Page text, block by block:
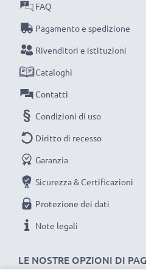
CAVETTO USB DI
COMPATIBILE
Materiale del Cavo: PVC
Materiale del Connettore: PVC
Collegamento 1: Connettore
Collegamento 2: USB A
Velocità di trasferimento
Corrente di carica: 1A
Lunghezza del filo:
Colore: nero
Un cavo usb dati /
LE NOSTRE OPZIONI DI
FAQ
Pagamento e spedizione
Rivenditori e istituzioni
Cataloghi
Contatti
Condizioni di uso
Diritto di recesso
Garanzia
Sicurezza & Certificazioni
Protezione dei dati
Note legali